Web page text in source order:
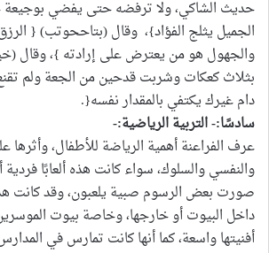
حديث الشاكي، ولا ترفضه حتى يفضي بوجيعة
الجميل يثلج الفؤاد}، وقال (بتاححوتب) {
والجهول هو من يعترض على إرادته }، وقال
بثلاث كعكات وشربت قدحين من الجعة ولم
دام غيرك يكتفي بالمقدار نفسه{.
سادسًا:- التربية الرياضية:-
عرف الفراعنة أهمية الرياضة للأطفال، وأثرها
والنفسي والسلوك، سواء كانت هذه ألعابًا
صورت بعض الرسوم صبية يلعبون، وقد كانت
داخل البيوت أو خارجها، وخاصة بيوت
أفنيتها واسعة، كما أنها كانت تمارس في